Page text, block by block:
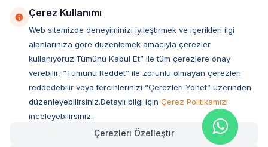
Sıkça Sorulan Sorular
Adres
Ovacık Mah. Hacıoğlu Sok. No:13 Başiskele / KOCAELİ
Çerez Kullanımı
Web sitemizde deneyiminizi iyileştirmek ve içerikleri ilgi
alanlarınıza göre düzenlemek amacıyla çerezler
kullanıyoruz.Tümünü Kabul Et” ile tüm çerezlere onay
verebilir, “Tümünü Reddet” ile zorunlu olmayan çerezleri
reddedebilir veya tercihlerinizi “Çerezleri Yönet” üzerinden
düzenleyebilirsiniz.Detaylı bilgi için Çerez Politikamızı
inceleyebilirsiniz.
Çerezleri Özelleştir